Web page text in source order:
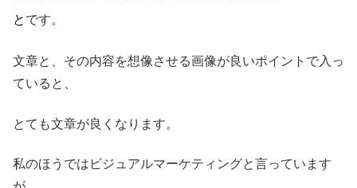
と です。
文章と、その内容を想像させる画像が良いポイントで入っ
ていると、
とても文章が良くなります。
私のほうではビジュアルマーケティングと言っています